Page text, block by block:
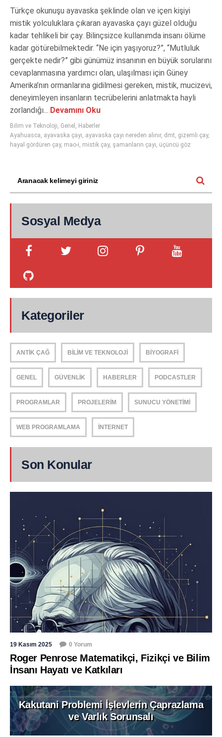
Türkçe okunuşu ayavaska şeklinde olan ve içen kişiyi
mistik yolculuklara çıkaran ayavaska çayı güzel olduğu
kadar tehlikeli bir çay. Bilinçsizce kullanımda insanı ölüme
kadar götürebilmektedir. “Ne için yaşıyoruz?”, “Mutluluk
gerçekte nedir?” gibi günümüz insanının en büyük sorularını
cevaplanmasına yardımcı olan, ulaşılması için Güney
Amerika’nın ormanlarına gidilmesi gereken, mistik, mucizevi,
deneyimleyen insanların tecrübelerini anlatmakta hayli
zorlandığı... Devamını Oku
Bilim ve Teknoloji Genel
Haberler
Ayahuasca ayavaska çayı ayavaska çayı nereden alınır, dmt gizemli çay,
hayal gördüren çay, mao-i mistik çay, şamanların çayı üçüncü göz
Sosyal Medya
Kategoriler
ANTIK ÇAĞ BILIM VE TEKNOLOJI BIYOGRAFI
GENEL GÜVENLIK HABERLER PODCASTLER
PROGRAMLAR PROJELERIM SUNUCU YÖNETIMI
WEB PROGRAMLAMA İNTERNET
Son Konular
19 Kasım 2025 0 Yorum
Roger Penrose Matematikçi, Fizikçi ve Bilim
İnsanı Hayatı ve Katkıları
Kakutani Problemi İşlevlerin Çaprazlama
ve Varlık Sorunsalı